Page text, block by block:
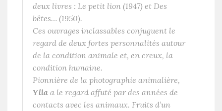
deux livres : Le petit lion (1947) et Des
bêtes… (1950).
Ces ouvrages inclassables conjuguent le
regard de deux fortes personnalités autour
de la condition animale et, en creux, la
condition humaine.
Pionnière de la photographie animalière,
Ylla a le regard affuté par des années de
contacts avec les animaux. Fruits d’un